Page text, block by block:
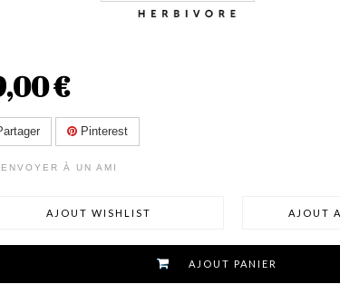
€
Pinterest
ENVOYER À UN AMI
AJOUT WISHLIST AJOUT
AJOUT PANIER